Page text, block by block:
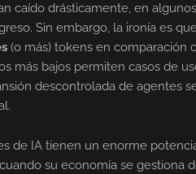
caído drásticamente, en
Sin embargo, la ironía es
(o más) tokens en comparación
más bajos permiten casos de
descontrolada de agentes
de IA tienen un enorme
su economía se gestiona